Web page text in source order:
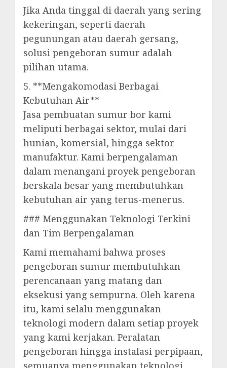
Jika Anda tinggal di daerah yang sering
kekeringan, seperti daerah
pegunungan atau daerah gersang,
solusi pengeboran sumur adalah
pilihan utama.
5. **Mengakomodasi Berbagai
Kebutuhan Air**
Jasa pembuatan sumur bor kami
meliputi berbagai sektor, mulai dari
hunian, komersial, hingga sektor
manufaktur. Kami berpengalaman
dalam menangani proyek pengeboran
berskala besar yang membutuhkan
kebutuhan air yang terus-menerus.
### Menggunakan Teknologi Terkini
dan Tim Berpengalaman
Kami memahami bahwa proses
pengeboran sumur membutuhkan
perencanaan yang matang dan
eksekusi yang sempurna. Oleh karena
itu, kami selalu menggunakan
teknologi modern dalam setiap proyek
yang kami kerjakan. Peralatan
pengeboran hingga instalasi perpipaan,
semuanya menggunakan teknologi